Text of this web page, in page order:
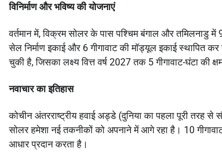
विनिर्माण और भविष्य की योजनाएं
वर्तमान में, विक्रम सोलर के पास पश्चिम बंगाल और तमिलनाडु में
सेल निर्माण इकाईऔर 6 गीगावाट की मॉड्यूल इकाईस्थापित कर
चुकी है, जिसका लक्ष्य वित्त वर्ष 2027 तक 5 गीगावाट-घंटा की
नवाचार का इतिहास
कोचीन अंतरराष्ट्रीय हवाई अड्डे (दुनिया का पहला पूरी
सोलर हमेशा नई तकनीकों को अपनाने में आगे रहा है। 10
आधार प्रदान करता है।